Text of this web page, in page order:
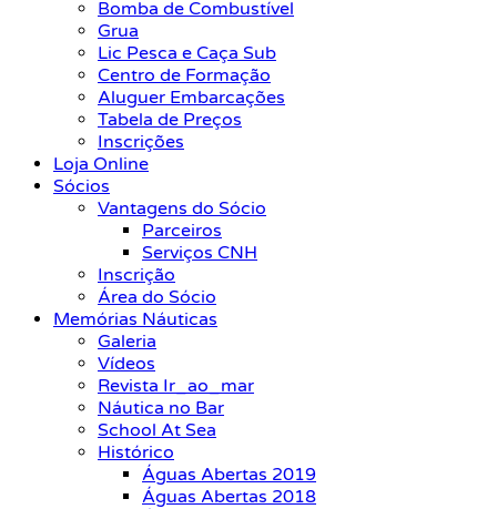
Bomba de Combustível
Grua
Lic Pesca e Caça Sub
Centro de Formação
Aluguer Embarcações
Tabela de Preços
Inscrições
Loja Online
Sócios
Vantagens do Sócio
Parceiros
Serviços CNH
Inscrição
Área do Sócio
Memórias Náuticas
Galeria
Vídeos
Revista Ir_ao_mar
Náutica no Bar
School At Sea
Histórico
Águas Abertas 2019
Águas Abertas 2018